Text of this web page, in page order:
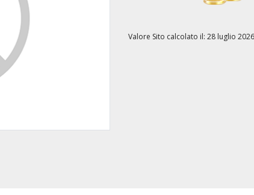
Valore Sito calcolato il: 28 luglio